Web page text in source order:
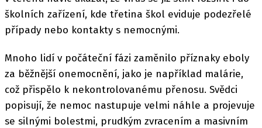
školních zařízení, kde třetina škol eviduje podezřelé
případy nebo kontakty s nemocnými.
Mnoho lidí v počáteční fázi zaměnilo příznaky eboly
za běžnější onemocnění, jako je například malárie,
což přispělo k nekontrolovanému přenosu. Svědci
popisují, že nemoc nastupuje velmi náhle a projevuje
se silnými bolestmi, prudkým zvracením a masivním